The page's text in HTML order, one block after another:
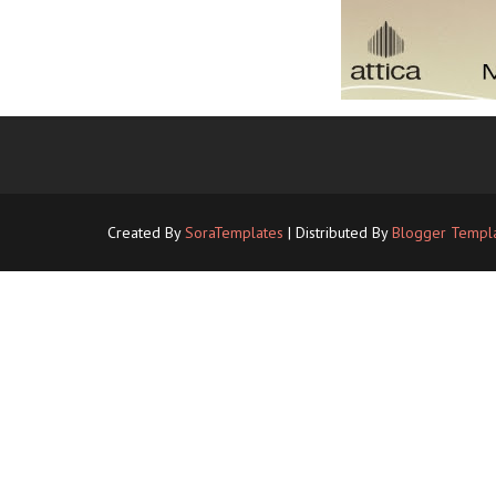
Created BySoraTemplates | Distributed ByBlogger